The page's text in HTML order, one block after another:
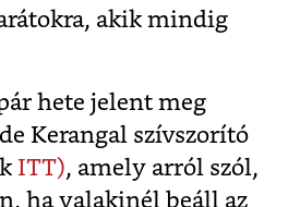
akik mindig
hete jelent meg
Kerangal szívszorító
ITT), amely arról szól,
ha valakinél beáll az